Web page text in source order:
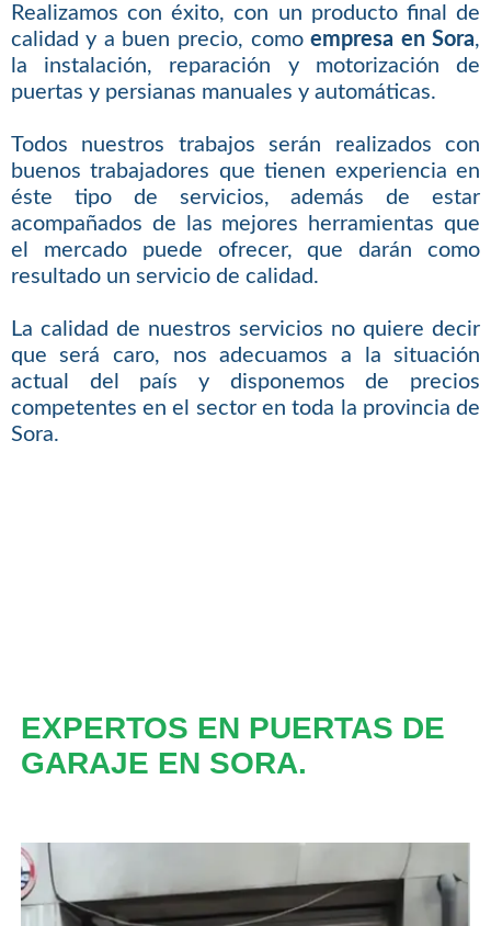
Realizamos con éxito, con un producto final de
calidad y a buen precio, comoempresa en Sora,
la instalación, reparación y motorización de
puertas y persianas manuales y automáticas.
Todos nuestros trabajos serán realizados con
buenos trabajadores que tienen experiencia en
éste tipo de servicios, además de estar
acompañados de las mejores herramientas que
el mercado puede ofrecer, que darán como
resultado un servicio de calidad.
La calidad de nuestros servicios no quiere decir
que será caro, nos adecuamos a la situación
actual del país y disponemos de precios
competentes en el sector en toda la provincia de
Sora.
EXPERTOS EN PUERTAS DE
GARAJE EN SORA.